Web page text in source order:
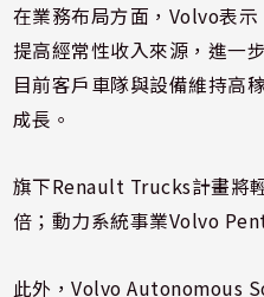
在業務布局方面，Volvo表
提高經常性收入來源，進一
目前客戶車隊與設備維持高
成長。
旗下Renault Trucks計畫將
倍；動力系統事業Volvo
此外，Volvo Autonomous